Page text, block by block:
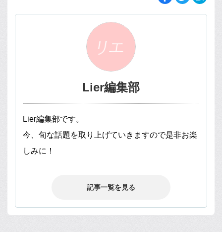
Lier編集部
Lier編集部です。
今、旬な話題を取り上げていきますので是非お楽
しみに！
記事一覧を見る